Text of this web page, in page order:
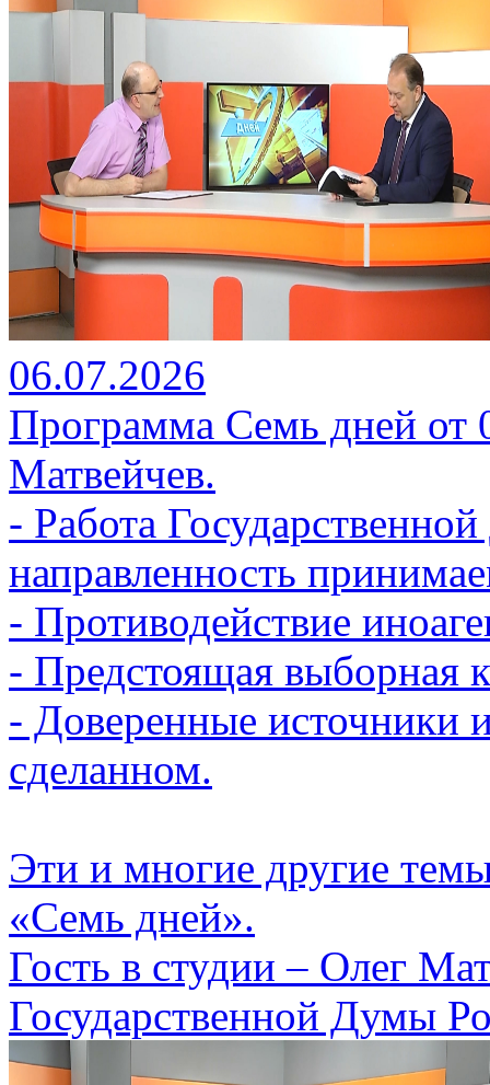
06.07.2026
Программа Семь дней от
Матвейчев.
- Работа
направленность
- Противодействие
- Предстоящая выборная
- Доверенные источники
сделанном.
Эти и многие другие
«Семь дней».
Гость в студии – Олег
Государственной Думы